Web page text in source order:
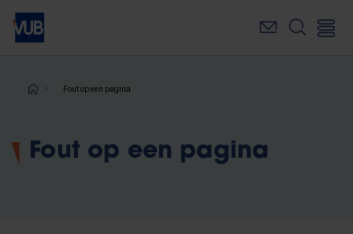
Overslaan
naar
inhoudKruimelpad
Fout op een pagina
Fout op een pagina